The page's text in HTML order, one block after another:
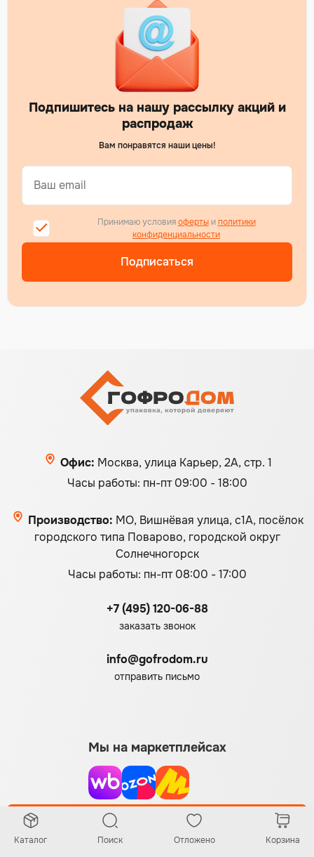
Каталог Поиск Отложено Корзина
Подпишитесь на нашу рассылку акций и
распродаж
Вам понравятся наши цены!
Принимаю условияофертыиполитики
конфиденциальности
Подписаться
Офис: Москва, улица Карьер, 2А, стр. 1
Часы работы: пн-пт 09:00 - 18:00
Производство: МО, Вишнёвая улица, с1А, посёлок
городского типа Поварово, городской округ
Солнечногорск
Часы работы: пн-пт 08:00 - 17:00
+7 (495) 120-06-88
заказать звонок
info@gofrodom.ru
отправить письмо
Заказать звонок
Мы на маркетплейсах